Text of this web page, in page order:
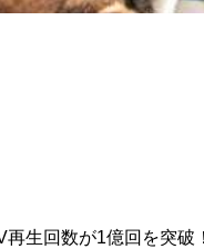
生回数が1億回を突破